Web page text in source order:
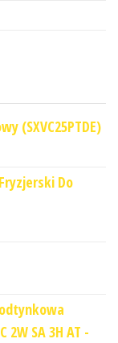
(SXVC25PTDE)
Do
2W SA 3H AT -